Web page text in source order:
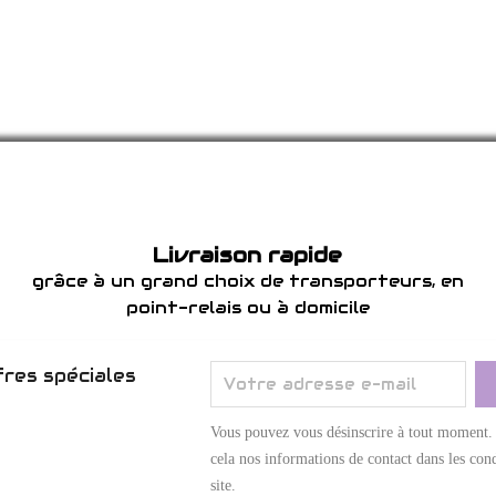
Livraison rapide
grâce à un grand choix de transporteurs, en
point-relais ou à domicile
spéciales
Vous pouvez vous désinscrire à tout
cela nos informations de contact dans les
site.